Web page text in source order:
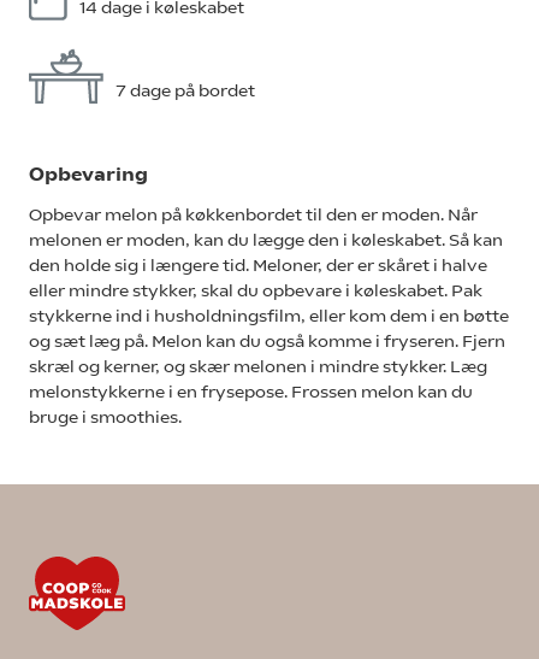
14 dage i køleskabet
7 dage på bordet
Opbevaring
Opbevar melon på køkkenbordet til den er moden. Når
melonen er moden, kan du lægge den i køleskabet. Så kan
den holde sig i længere tid. Meloner, der er skåret i halve
eller mindre stykker, skal du opbevare i køleskabet. Pak
stykkerne ind i husholdningsfilm, eller kom dem i en bøtte
og sæt læg på. Melon kan du også komme i fryseren. Fjern
skræl og kerner, og skær melonen i mindre stykker. Læg
melonstykkerne i en frysepose. Frossen melon kan du
bruge i smoothies.